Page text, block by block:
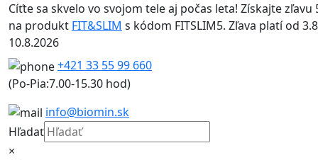
Cíťte sa skvelo vo svojom tele aj počas leta! Získajte zľavu
na produkt FIT&SLIM s kódom FITSLIM5. Zľava platí od
10.8.2026
+421 33 55 99 660
(Po-Pia:7.00-15.30 hod)
info@biomin.sk
Hľadať
×